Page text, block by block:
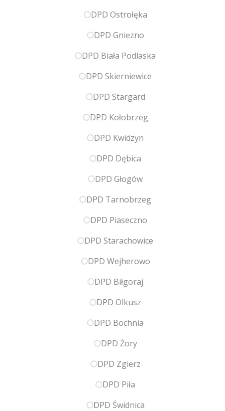
DPD Ostrołęka
DPD Gniezno
DPD Biała Podlaska
DPD Skierniewice
DPD Stargard
DPD Kołobrzeg
DPD Kwidzyn
DPD Dębica
DPD Głogów
DPD Tarnobrzeg
DPD Piaseczno
DPD Starachowice
DPD Wejherowo
DPD Biłgoraj
DPD Olkusz
DPD Bochnia
DPD Żory
DPD Zgierz
DPD Piła
DPD Świdnica